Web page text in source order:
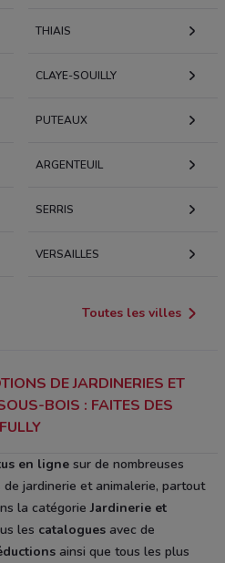
THIAIS
CLAYE-SOUILLY
PUTEAUX
ARGENTEUIL
SERRIS
VERSAILLES
Toutes les villes
DE JARDINERIES ET
BOIS : FAITES DES
en ligne sur de nombreuses
jardinerie et animalerie, partout
la catégorieJardinerie et
les catalogues avec de
ainsi que tous les plus